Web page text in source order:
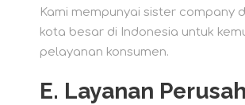
Kami mempunyai sister company
kota besar di Indonesia untuk
pelayanan konsumen.
E. Layanan